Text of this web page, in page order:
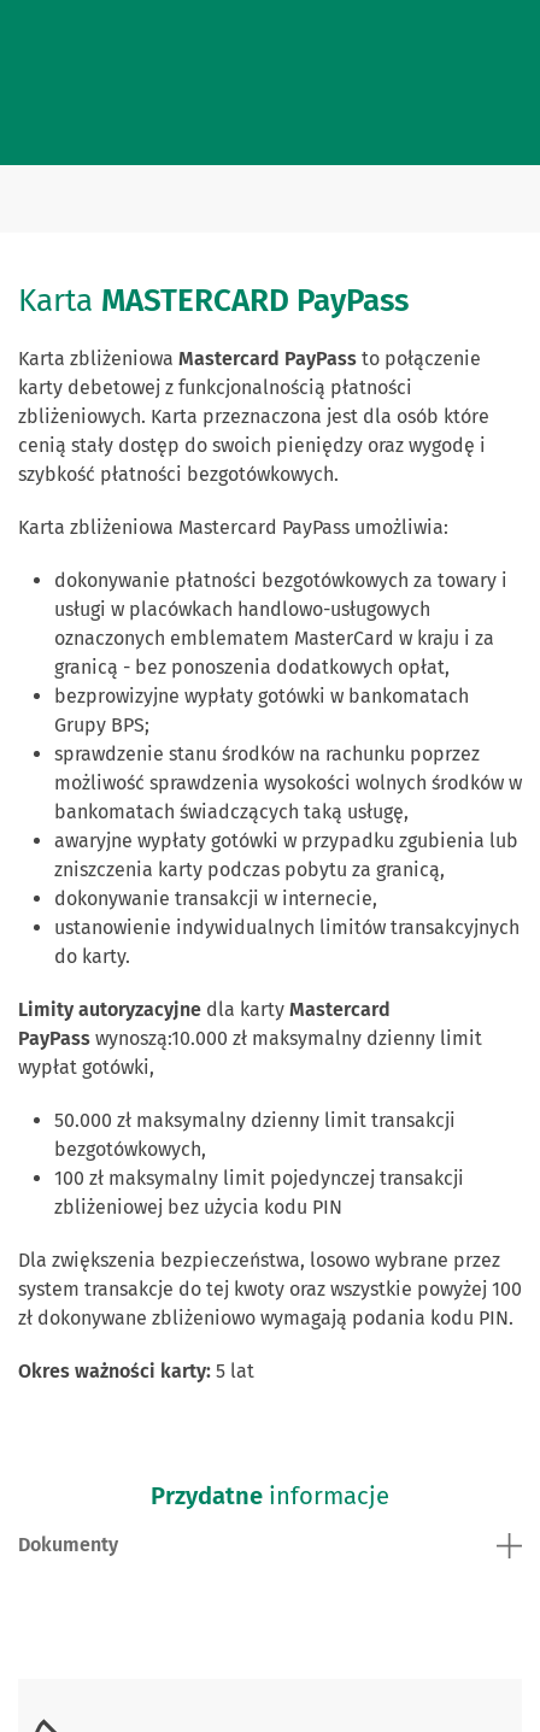
Karta MASTERCARD PayPass
Karta zbliżeniowa Mastercard PayPass to połączenie
karty debetowej z funkcjonalnością płatności
zbliżeniowych. Karta przeznaczona jest dla osób które
cenią stały dostęp do swoich pieniędzy oraz wygodę i
szybkość płatności bezgotówkowych.
Karta zbliżeniowa Mastercard PayPass umożliwia:
dokonywanie płatności bezgotówkowych za towary i
usługi w placówkach handlowo-usługowych
oznaczonych emblematem MasterCard w kraju i za
granicą - bez ponoszenia dodatkowych opłat,
bezprowizyjne wypłaty gotówki w bankomatach
Grupy BPS;
sprawdzenie stanu środków na rachunku poprzez
możliwość sprawdzenia wysokości wolnych środków w
bankomatach świadczących taką usługę,
awaryjne wypłaty gotówki w przypadku zgubienia lub
zniszczenia karty podczas pobytu za granicą,
dokonywanie transakcji w internecie,
ustanowienie indywidualnych limitów transakcyjnych
do karty.
Limity autoryzacyjne dla karty Mastercard
PayPass wynoszą:10.000 zł maksymalny dzienny limit
wypłat gotówki,
50.000 zł maksymalny dzienny limit transakcji
bezgotówkowych,
100 zł maksymalny limit pojedynczej transakcji
zbliżeniowej bez użycia kodu PIN
Dla zwiększenia bezpieczeństwa, losowo wybrane przez
system transakcje do tej kwoty oraz wszystkie powyżej 100
zł dokonywane zbliżeniowo wymagają podania kodu PIN.
Okres ważności karty: 5 lat
Przydatne informacje
Dokumenty